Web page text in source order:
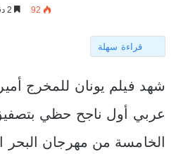
92
قراءة سهلة
شهد فيلم يونان للمخرج
عربي أول ناجح حظي
الخامسة من مهرجان البحر